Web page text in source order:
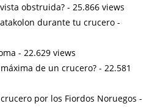
obstruida? - 25.866 views
durante tu crucero -
- 22.629 views
de un crucero? - 22.581
por los Fiordos Noruegos -